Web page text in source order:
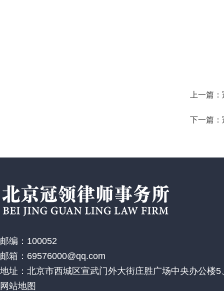
上一篇
下一篇：
邮编：100052
邮箱：69576000@qq.com
地址：北京市西城区宣武门外大街庄胜广场中央办公楼5
网站地图